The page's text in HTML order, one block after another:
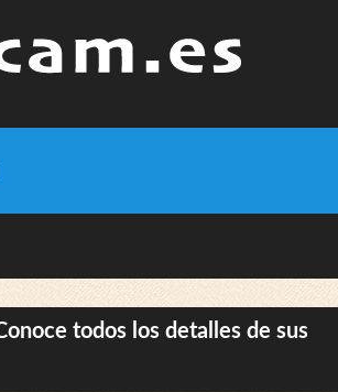
todos los detalles de sus